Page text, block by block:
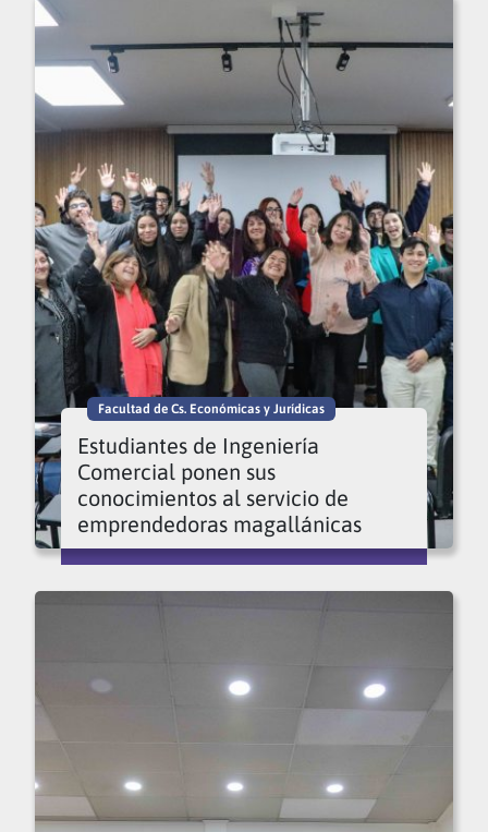
Facultad de Cs. Económicas y Jurídicas
Estudiantes de Ingeniería
Comercial ponen sus
conocimientos al servicio de
emprendedoras magallánicas